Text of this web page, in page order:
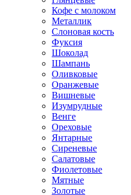
Кофе с молоком
Металлик
Слоновая кость
Фуксия
Шоколад
Шампань
Оливковые
Оранжевые
Вишневые
Изумрудные
Венге
Ореховые
Янтарные
Сиреневые
Салатовые
Фиолетовые
Мятные
Золотые